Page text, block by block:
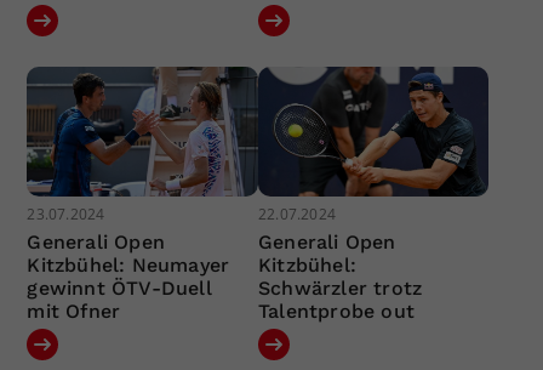
23.07.2024
Generali Open
Kitzbühel: Neumayer
gewinnt ÖTV-Duell
mit Ofner
22.07.2024
Generali Open
Kitzbühel:
Schwärzler trotz
Talentprobe out